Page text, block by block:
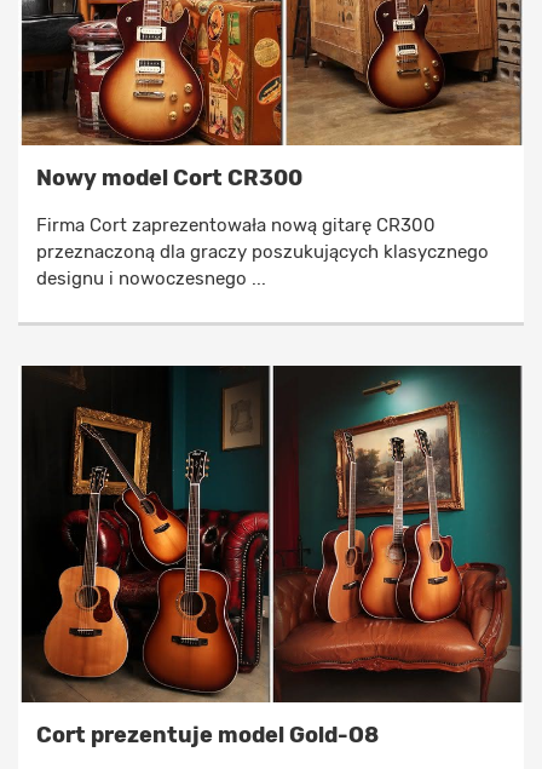
Nowy model Cort CR300
Firma Cort zaprezentowała nową gitarę CR300
przeznaczoną dla graczy poszukujących klasycznego
designu i nowoczesnego ...
Cort prezentuje model Gold-O8